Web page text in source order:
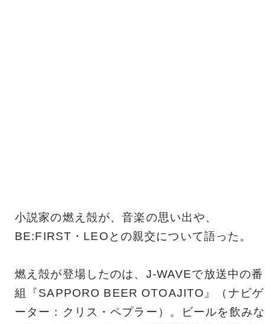
小説家の燃え殻が、音楽の思い出や、
BE:FIRST・LEOとの親交について語った。
燃え殻が登場したのは、J-WAVEで放送中の番
組『SAPPORO BEER OTOAJITO』（ナビゲ
ーター：クリス・ペプラー）。ビールを飲みな